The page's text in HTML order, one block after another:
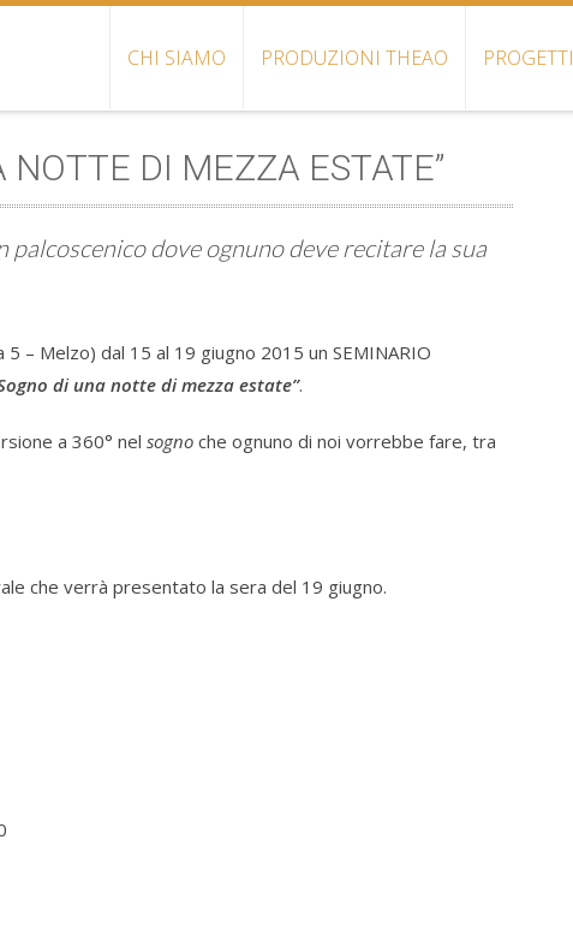
CHI SIAMO PRODUZIONI THEAO PROGETTI
NOTTE DI MEZZA ESTATE”
palcoscenico dove ognuno deve recitare la sua
5 – Melzo) dal 15 al 19 giugno 2015 un SEMINARIO
di una notte di mezza estate”.
a 360° nel sogno che ognuno di noi vorrebbe fare, tra
che verrà presentato la sera del 19 giugno.